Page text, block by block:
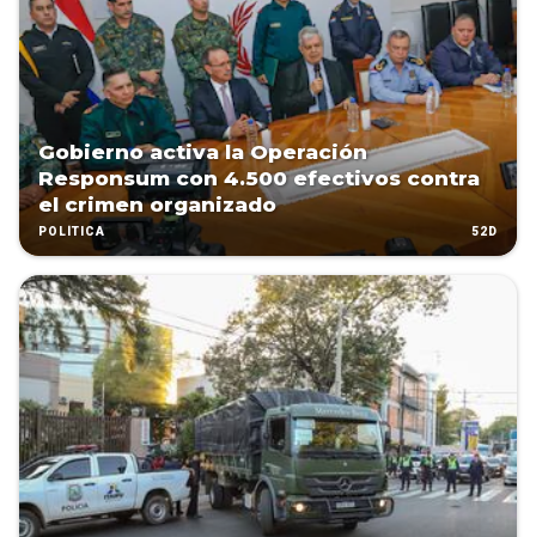
Gobierno activa la Operación
Responsum con 4.500 efectivos contra
el crimen organizado
POLÍTICA 52D